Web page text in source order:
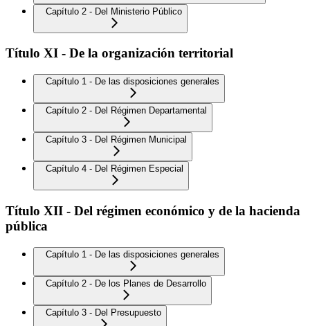
Capítulo 2 - Del Ministerio Público
Título XI - De la organización territorial
Capítulo 1 - De las disposiciones generales
Capítulo 2 - Del Régimen Departamental
Capítulo 3 - Del Régimen Municipal
Capítulo 4 - Del Régimen Especial
Título XII - Del régimen económico y de la hacienda
pública
Capítulo 1 - De las disposiciones generales
Capítulo 2 - De los Planes de Desarrollo
Capítulo 3 - Del Presupuesto